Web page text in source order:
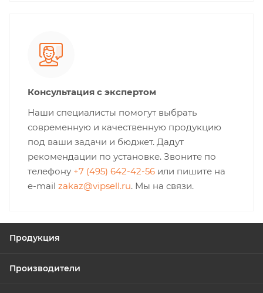
Консультация с экспертом
Наши специалисты помогут выбрать
современную и качественную продукцию
под ваши задачи и бюджет. Дадут
рекомендации по установке. Звоните по
телефону +7 (495) 642-42-56 или пишите на
e-mail zakaz@vipsell.ru. Мы на связи.
Продукция
Производители